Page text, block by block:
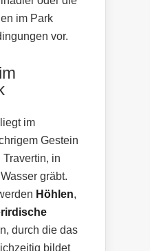
im Park
vor.
im
Gestein
in
gräbt.
Höhlen,
durch die das
bildet